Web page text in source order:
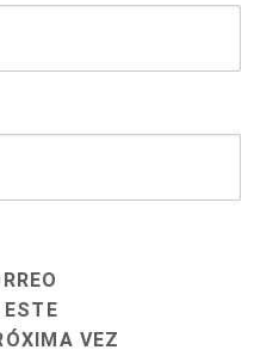
ESTE
VEZ